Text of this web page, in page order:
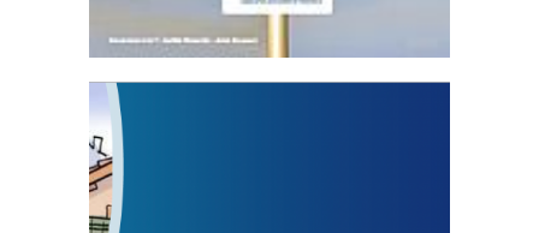
Statut de l’élu local
3 avril 2024
Mise à jour avril 2024
FEUILLETER